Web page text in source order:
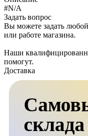
#N/A
Задать вопрос
Вы можете задать
или работе магазина.
Наши
помогут.
Доставка
склада